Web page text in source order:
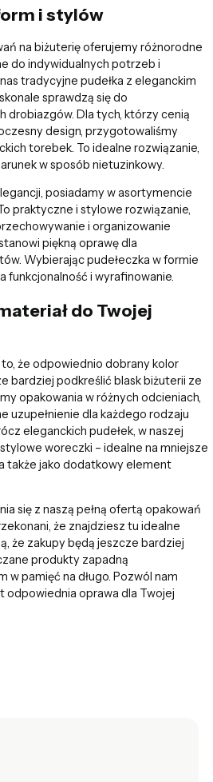
i stylów
na biżuterię oferujemy różnorodne
do indywidualnych potrzeb i
tradycyjne pudełka z eleganckim
sprawdzą się do
drobiazgów. Dla tych, którzy cenią
design, przygotowaliśmy
torebek. To idealne rozwiązanie,
w sposób nietuzinkowy.
posiadamy w asortymencie
praktyczne i stylowe rozwiązanie,
i organizowanie
piękną oprawę dla
Wybierając pudełeczka w formie
funkcjonalność i wyrafinowanie.
do Twojej
że odpowiednio dobrany kolor
bardziej podkreślić blask biżuterii ze
opakowania w różnych odcieniach,
uzupełnienie dla każdego rodzaju
eleganckich pudełek, w naszej
woreczki – idealne na mniejsze
także jako dodatkowy element
się z naszą pełną ofertą opakowań
że znajdziesz tu idealne
że zakupy będą jeszcze bardziej
produkty zapadną
pamięć na długo. Pozwól nam
odpowiednia oprawa dla Twojej